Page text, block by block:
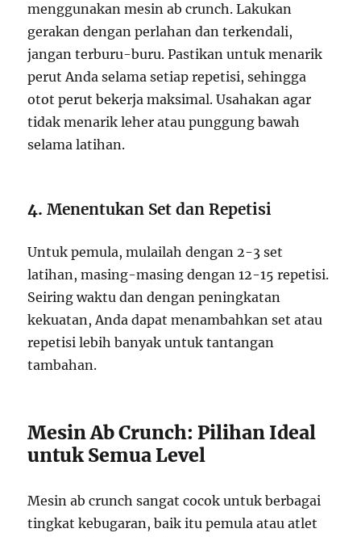
menggunakan mesin ab crunch. Lakukan
gerakan dengan perlahan dan terkendali,
jangan terburu-buru. Pastikan untuk menarik
perut Anda selama setiap repetisi, sehingga
otot perut bekerja maksimal. Usahakan agar
tidak menarik leher atau punggung bawah
selama latihan.
4.Menentukan Set dan Repetisi
Untuk pemula, mulailah dengan 2-3 set
latihan, masing-masing dengan 12-15 repetisi.
Seiring waktu dan dengan peningkatan
kekuatan, Anda dapat menambahkan set atau
repetisi lebih banyak untuk tantangan
tambahan.
Mesin Ab Crunch: Pilihan Ideal
untuk Semua Level
Mesin ab crunch sangat cocok untuk berbagai
tingkat kebugaran, baik itu pemula atau atlet